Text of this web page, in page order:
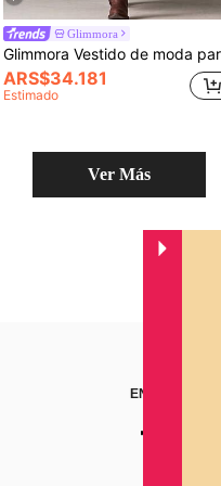
Glimmora
ARS$34.181
Estimado
Ver Más